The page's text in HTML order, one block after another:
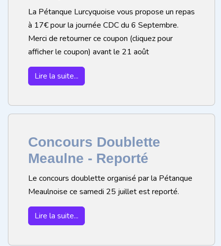
La Pétanque Lurcyquoise vous propose un repas
à 17€ pour la journée CDC du 6 Septembre.
Merci de retourner ce coupon (cliquez pour
afficher le coupon) avant le 21 août
Lire la suite...
Concours Doublette
Meaulne - Reporté
Le concours doublette organisé par la Pétanque
Meaulnoise ce samedi 25 juillet est reporté.
Lire la suite...